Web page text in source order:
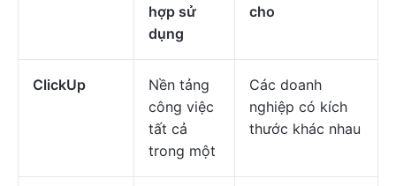
hợp sử
dụng
cho
ClickUp
Nền tảng
công việc
tất cả
trong một
Các doanh
nghiệp có kích
thước khác nhau